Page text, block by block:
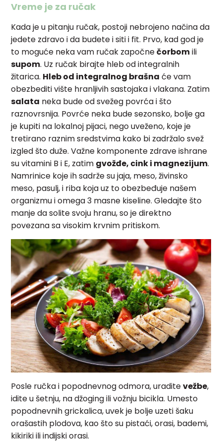
Vreme je za ručak
Kada je u pitanju ručak, postoji nebrojeno načina da
jedete zdravo i da budete i siti i fit. Prvo, kad god je
to moguće neka vam ručak započnečorbomili
supom. Uz ručak birajte hleb od integralnih
žitarica. Hleb od integralnog brašna će vam
obezbediti vište hranljivih sastojaka i vlakana. Zatim
salata neka bude od svežeg povrća i što
raznovrsnija. Povrće neka bude sezonsko, bolje ga
je kupiti na lokalnoj pijaci, nego uveženo, koje je
tretirano raznim sredstvima kako bi zadržalo svež
izgled što duže. Važne komponente zdrave ishrane
su vitamini B i E, zatim gvožđe, cink i magnezijum.
Namrinice koje ih sadrže su jaja, meso, živinsko
meso, pasulj, i riba koja uz to obezbeđuje našem
organizmu i omega 3 masne kiseline. Gledajte što
manje da solite svoju hranu, so je direktno
povezana sa visokim krvnim pritiskom.
Posle ručka i popodnevnog odmora, uraditevežbe,
idite u šetnju, na džoging ili vožnju bicikla. Umesto
popodnevnih grickalica, uvek je bolje uzeti šaku
orašastih plodova, kao što su pistaći, orasi, bademi,
kikiriki ili indijski orasi.